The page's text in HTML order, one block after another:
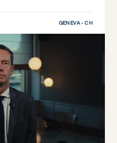
GENEVA - CH